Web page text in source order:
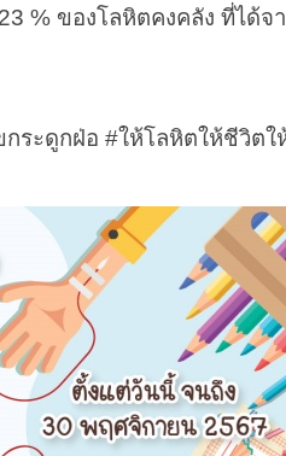
23 %ของโลหิตคงคลัง ที่ได้จ
กระดูกฝ่อ #ให้โลหิตให้ชีวิตใ